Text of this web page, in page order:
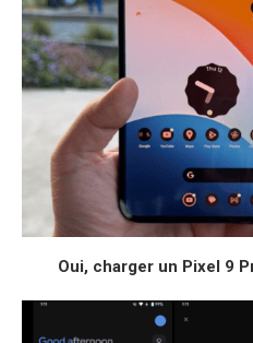
Oui, charger un Pixel 9